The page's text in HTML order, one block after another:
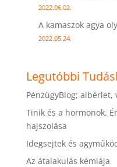
2022.06.02.
A kamaszok agya
2022.05.24.
Legutóbbi
PénzügyBlog; albérlet,
Tinik és a hormonok.
hajszolása
Idegsejtek és
Az átalakulás kémiája